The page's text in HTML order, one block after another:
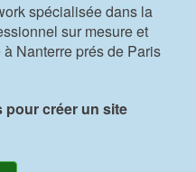
spécialisée dans la
sur mesure et
Nanterre prés de Paris
créer un site